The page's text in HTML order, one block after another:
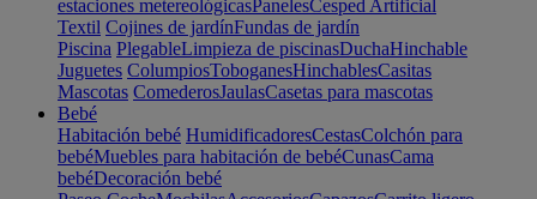
estaciones metereológicasPanelesCesped Artificial
Textil Cojines de jardínFundas de jardín
Piscina PlegableLimpieza de piscinasDuchaHinchable
Juguetes ColumpiosToboganesHinchablesCasitas
Mascotas ComederosJaulasCasetas para mascotas
Bebé
Habitación bebé HumidificadoresCestasColchón para
bebéMuebles para habitación de bebéCunasCama
bebéDecoración bebé